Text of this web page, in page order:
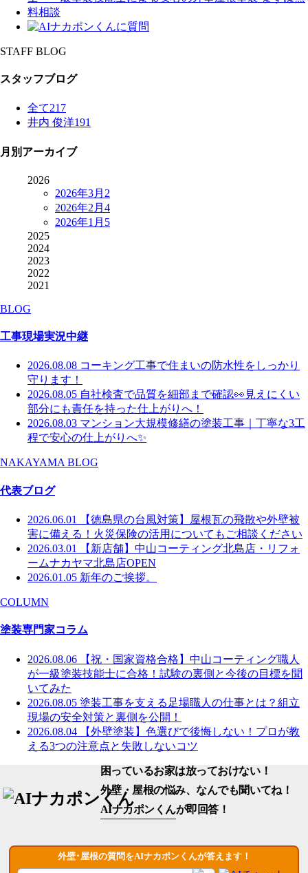
STAFF BLOG
スタッフブログ
全て217
井内 俊洋191
月別アーカイブ
2026
2026年3月 2
2026年2月 4
2026年1月 5
2025
2024
2023
2022
2021
BLOG
工事現場実況中継
2026.08.08 コーキング工事で住まいの防水性をしっかり
守ります！
2026.08.05 自社検査で品質を細部まで確認👀見えにくい
部分にも責任を持った仕上がりへ！
2026.08.03 マンション大規模修繕の塗装工事｜丁寧な3工
程で安心の仕上がりへ✨
NAKAYAMA BLOG
代表ブログ
2026.06.01
【徳島県の台風対策】屋根瓦の飛散や外壁被
害に備える！火災保険の活用についてもご相談ください
2026.03.01
【新店舗】中山コーティング北島店・リフォ
ームナカヤマ北島店OPEN
2026.01.05 新年のご挨拶。
COLUMN
塗装専門家コラム
2026.08.06
【祝・国家資格合格】中山コーティング職人
が一級塗装技能士に合格！試験の裏側と今後の目標を聞
いてみた
2026.08.05 塗装工事を支える足場職人の仕事とは？組立
現場の安全対策と裏側を公開！
2026.08.04
【外壁塗装】色選びで後悔しない！プロが教
える3つの注意点と失敗しないコツ
困っているお家は放っておけない！
外壁・屋根の悩み、なんでも聞いてね！
AIナカポンくんが即回答！
外壁･屋根の質問をAIナカポンくんが答えます！